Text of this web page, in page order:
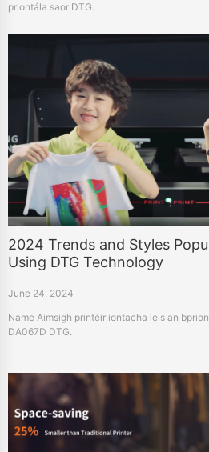
priontála saor DTG.
2024 Trends and Styles
Using DTG Technology
June 24, 2024
Name Aimsigh printéir iontacha leis an
DA067D DTG.